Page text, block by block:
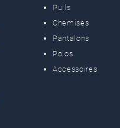
Pulls
Chemises
Pantalons
Polos
Accessoires